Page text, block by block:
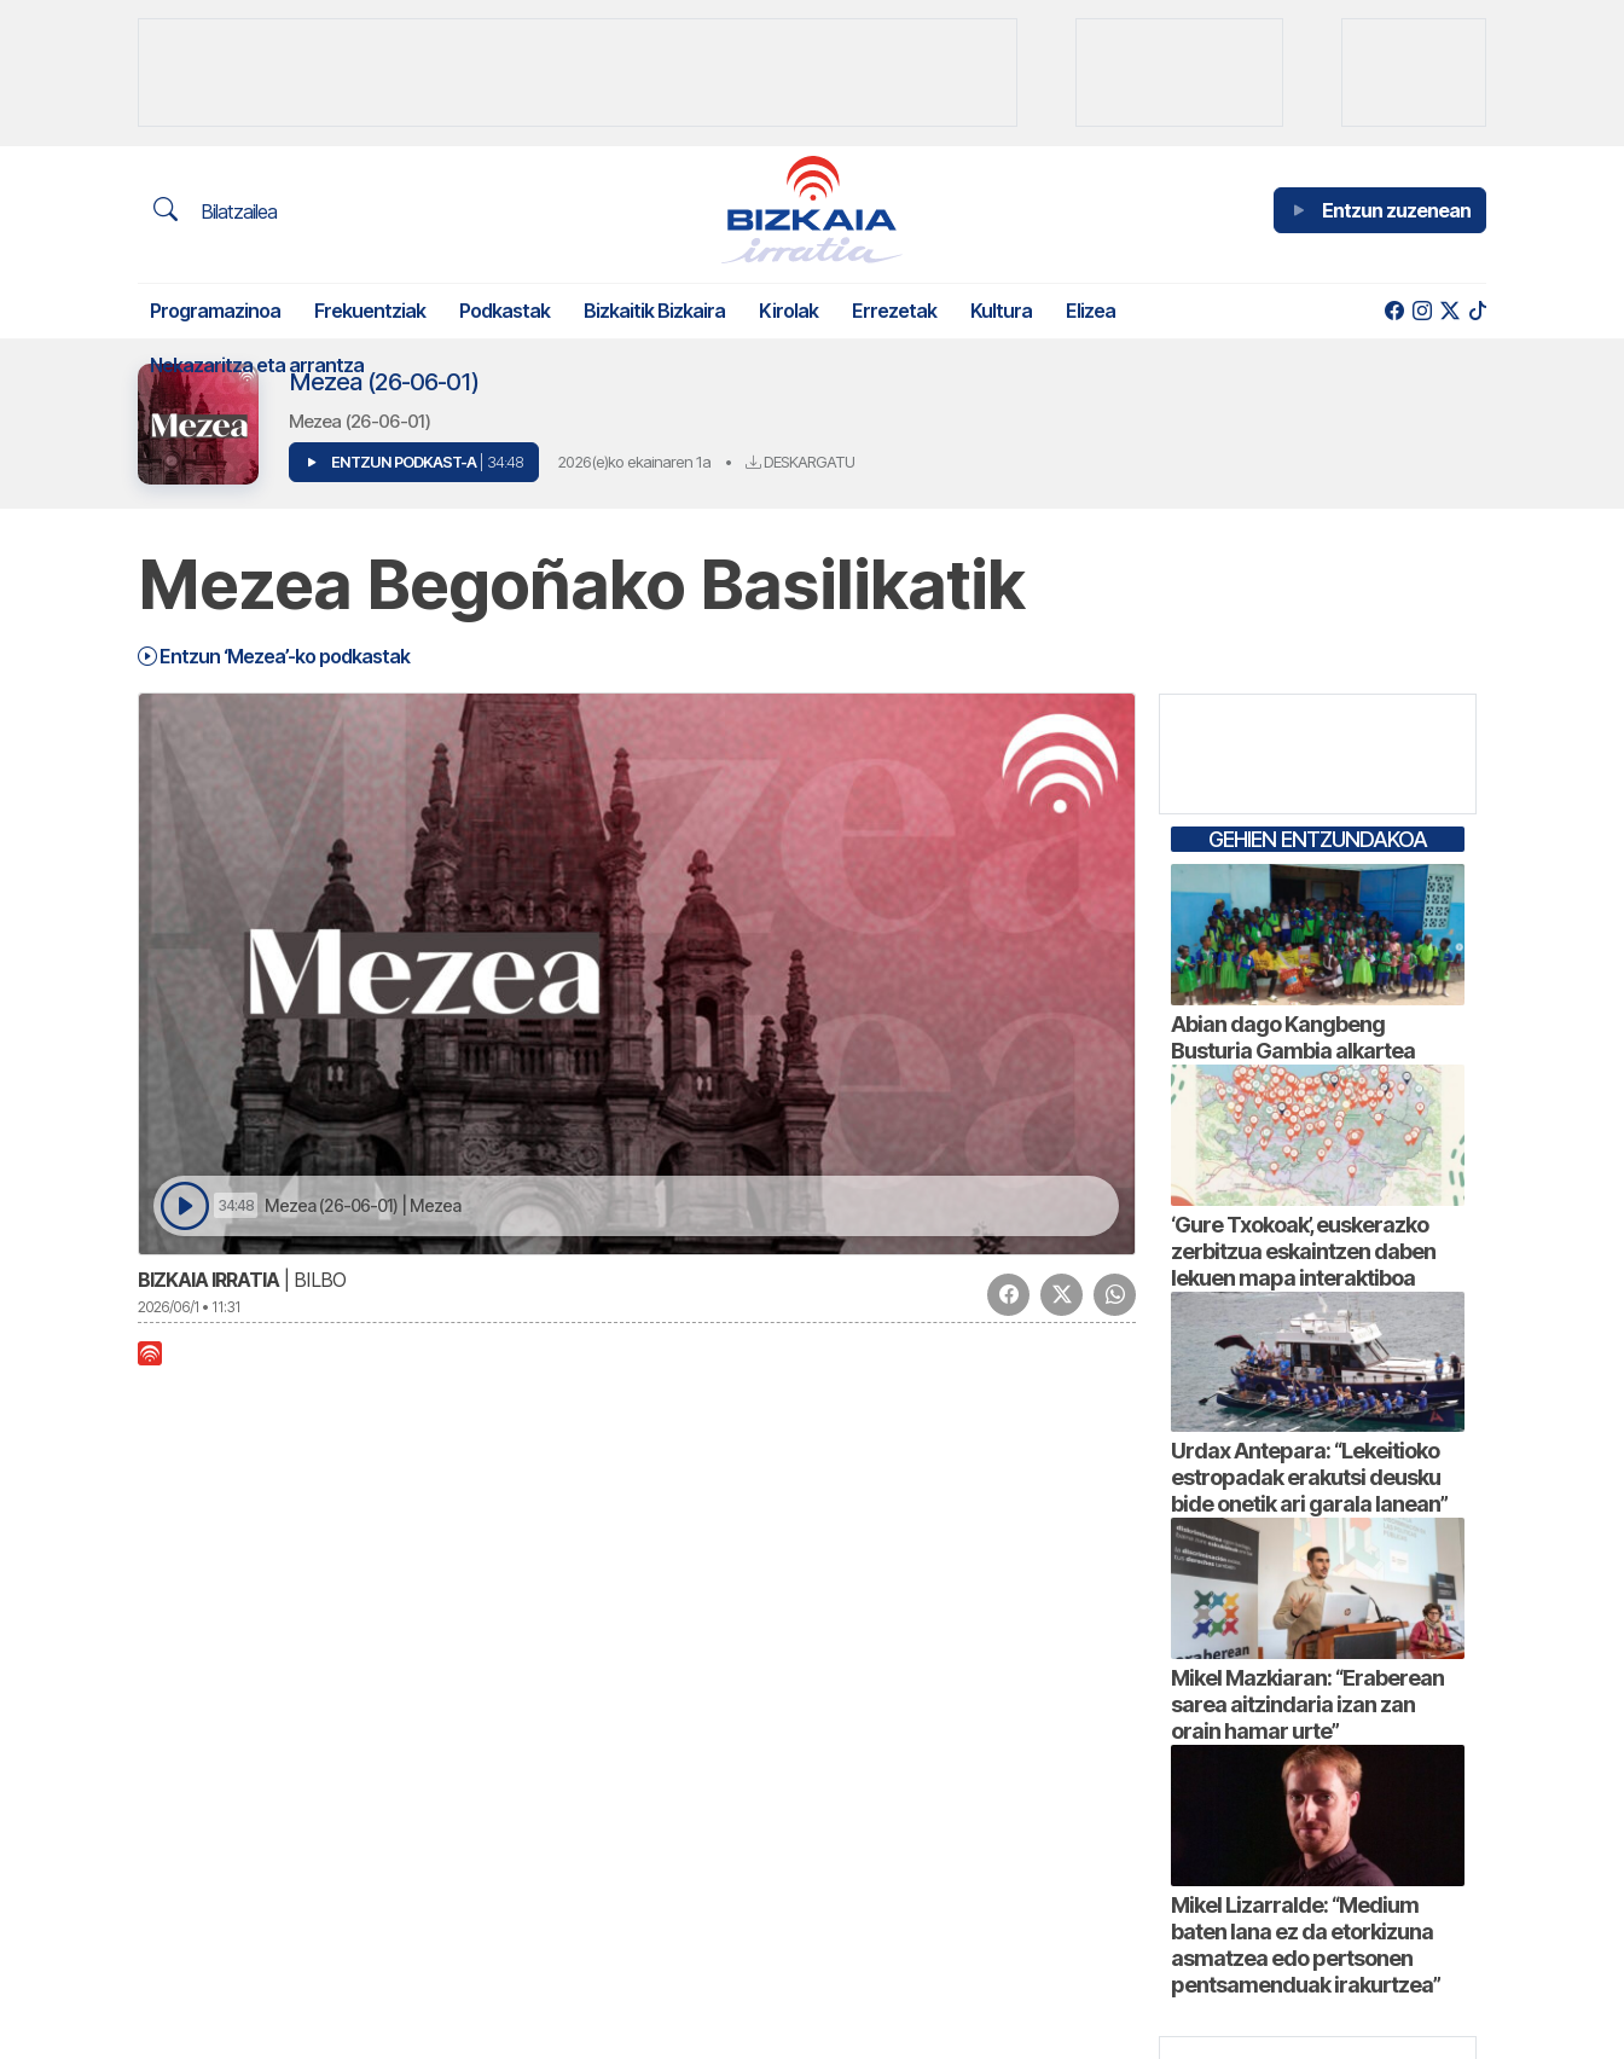
Bilatzailea Entzun zuzenean
Programazinoa Frekuentziak Podkastak Bizkaitik Bizkaira Kirolak Errezetak Kultura Elizea
Nekazaritza eta arrantza
Mezea (26-06-01)
Mezea (26-06-01)
ENTZUN PODKAST-A | 34:48 2026(e)ko ekainaren 1a • DESKARGATU
Mezea Begoñako Basilikatik
Entzun ‘Mezea’-ko podkastak
34:48 Mezea (26-06-01) | Mezea
BIZKAIA IRRATIA| BILBO
2026/06/1 • 11:31
GEHIEN ENTZUNDAKOA
Abian dago Kangbeng
Busturia Gambia alkartea
‘Gure Txokoak’, euskerazko
zerbitzua eskaintzen daben
lekuen mapa interaktiboa
Urdax Antepara: “Lekeitioko
estropadak erakutsi deusku
bide onetik ari garala lanean”
Mikel Mazkiaran: “Eraberean
sarea aitzindaria izan zan
orain hamar urte”
Mikel Lizarralde: “Medium
baten lana ez da etorkizuna
asmatzea edo pertsonen
pentsamenduak irakurtzea”